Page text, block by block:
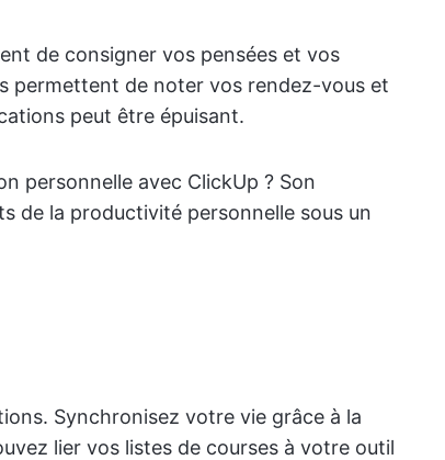
de consigner vos pensées et vos
permettent de noter vos rendez-vous et
peut être épuisant.
personnelle avec ClickUp ? Son
de la productivité personnelle sous un
Synchronisez votre vie grâce à la
lier vos listes de courses à votre outil